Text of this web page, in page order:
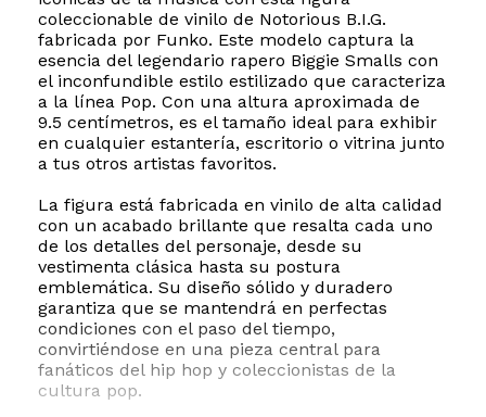
coleccionable de vinilo de Notorious B.I.G.
fabricada por Funko. Este modelo captura la
esencia del legendario rapero Biggie Smalls con
el inconfundible estilo estilizado que caracteriza
a la línea Pop. Con una altura aproximada de
9.5 centímetros, es el tamaño ideal para exhibir
en cualquier estantería, escritorio o vitrina junto
a tus otros artistas favoritos.
La figura está fabricada en vinilo de alta calidad
con un acabado brillante que resalta cada uno
de los detalles del personaje, desde su
vestimenta clásica hasta su postura
emblemática. Su diseño sólido y duradero
garantiza que se mantendrá en perfectas
condiciones con el paso del tiempo,
convirtiéndose en una pieza central para
fanáticos del hip hop y coleccionistas de la
cultura pop.